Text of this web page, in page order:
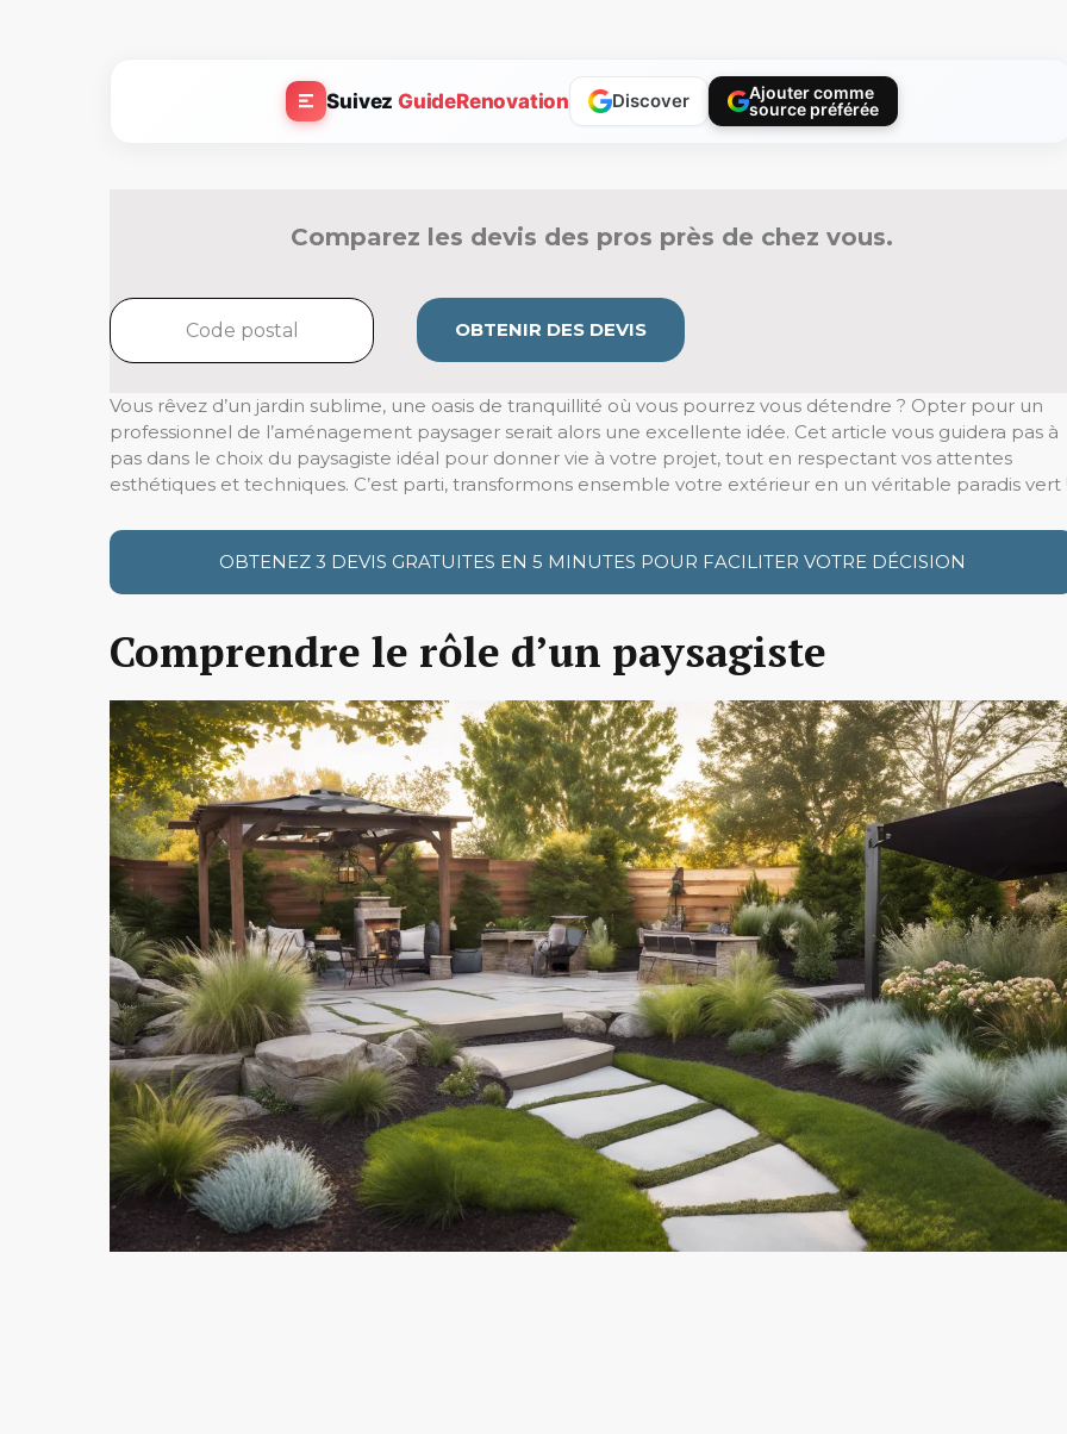
SuivezGuideRenovation Discover
Ajouter comme
source préférée
Comparez les devis des pros près de chez vous.
OBTENIR DES DEVIS
Vous rêvez d’un jardin sublime, une oasis de tranquillité où vous pourrez vous détendre ? Opter pour un
professionnel de l’aménagement paysager serait alors une excellente idée. Cet article vous guidera pas à
pas dans le choix du paysagiste idéal pour donner vie à votre projet, tout en respectant vos attentes
esthétiques et techniques. C’est parti, transformons ensemble votre extérieur en un véritable paradis vert
OBTENEZ 3 DEVIS GRATUITES EN 5 MINUTES POUR FACILITER VOTRE DÉCISION
Comprendre le rôle d’un paysagiste